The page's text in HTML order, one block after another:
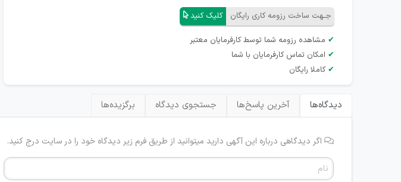
جـهت ساخت رزومه کاری رایگان کلیک کنید
✔ مشاهده رزومه شما توسط کارفرمایان معتبر
✔ امکان تماس کارفرمایان با شما
✔ کاملا رایگان
دیدگاه‌ها آخرین پاسخ‌ها جستجوی دیدگاه برگزیده‌ها
اگر دیدگاهی درباره این آگهی دارید میتوانید از طریق فرم زیر دیدگاه خود را در سایت درج کنید.